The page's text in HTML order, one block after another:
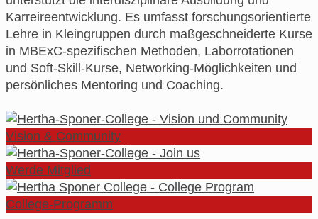
Karreireentwicklung. Es umfasst forschungsorientierte
Lehre in Kleingruppen durch maßgeschneiderte Kurse
in MBExC-spezifischen Methoden, Laborrotationen
und Soft-Skill-Kurse, Networking-Möglichkeiten und
persönliches Mentoring und Coaching.
Vision & Community
Werde Mitglied
College-Programm